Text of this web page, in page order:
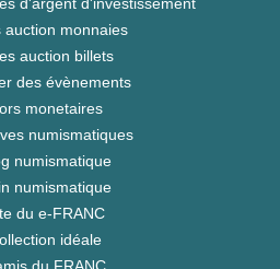
auction monnaies
auction billets
des évènements
monetaires
numismatiques
numismatique
numismatique
du e-FRANC
idéale